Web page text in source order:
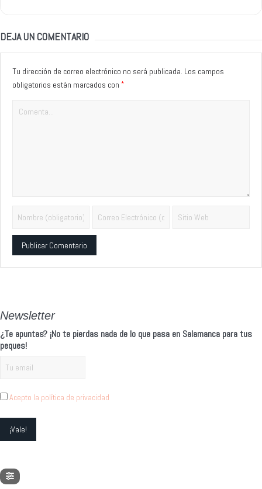
DEJA UN COMENTARIO
Tu dirección de correo electrónico no será publicada. Los campos
obligatorios están marcados con *
Newsletter
¿Te apuntas? ¡No te pierdas nada de lo que pasa en Salamanca para tus
peques!
Acepto la política de privacidad